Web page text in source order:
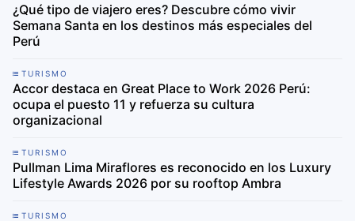
¿Qué tipo de viajero eres? Descubre cómo vivir
Semana Santa en los destinos más especiales del
Perú
TURISMO
Accor destaca en Great Place to Work 2026 Perú:
ocupa el puesto 11 y refuerza su cultura
organizacional
TURISMO
Pullman Lima Miraflores es reconocido en los Luxury
Lifestyle Awards 2026 por su rooftop Ambra
TURISMO